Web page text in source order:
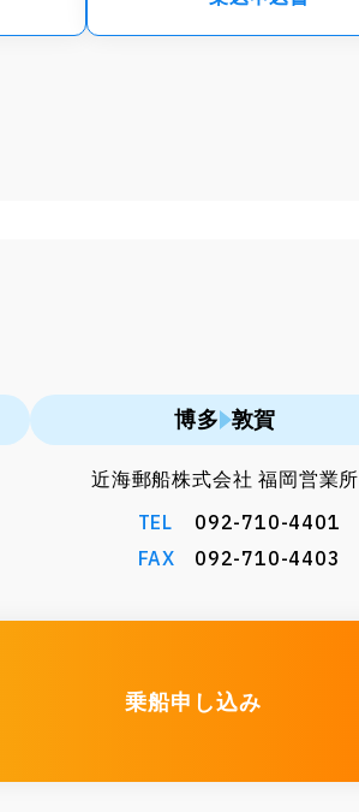
博多 敦賀
近海郵船株式会社 福岡営業所
TEL
092-710-4401
FAX
092-710-4403
乗船申し込み